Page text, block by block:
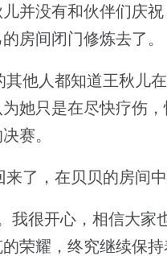
并没有和伙伴们庆
房间闭门修炼去了。
他人都知道王秋儿
她只是在尽快疗伤
赛。
了，在贝贝的房间中
我很开心，相信大家
荣耀，终究继续保